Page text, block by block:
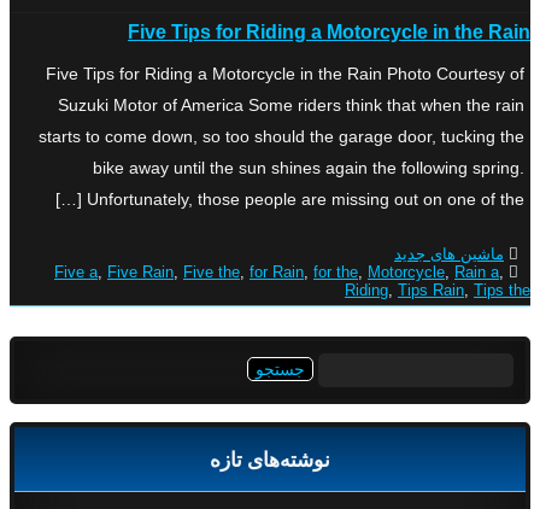
Five Tips for Riding a Motorcycle in the Rain
Five Tips for Riding a Motorcycle in the Rain Photo Courtesy of
Suzuki Motor of America Some riders think that when the rain
starts to come down, so too should the garage door, tucking the
bike away until the sun shines again the following spring.
Unfortunately, those people are missing out on one of the […]
ماشین های جدید
Five a, Five Rain, Five the, for Rain, for the, Motorcycle, Rain a,
Riding, Tips Rain, Tips the
نوشته‌های تازه